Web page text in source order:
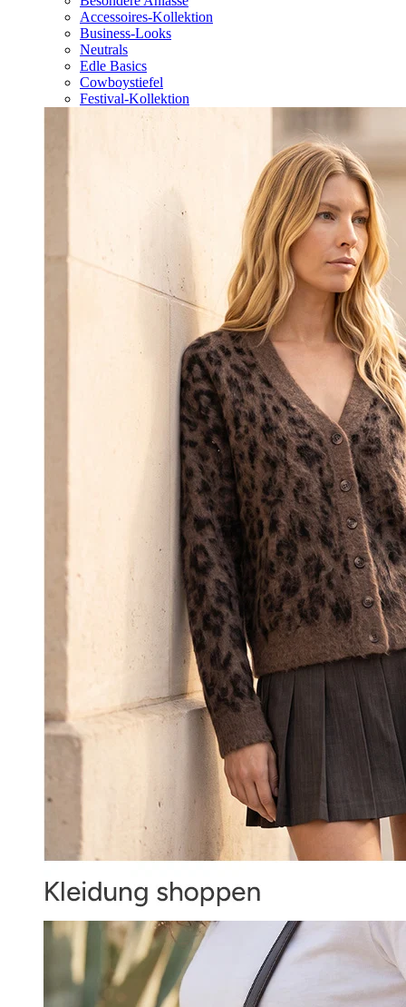
Accessoires-Kollektion
Business-Looks
Neutrals
Edle Basics
Cowboystiefel
Festival-Kollektion